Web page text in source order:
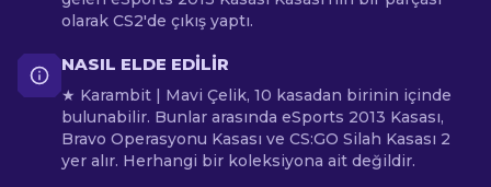
olarak CS2'de çıkış yaptı.
NASIL ELDE EDILIR
★ Karambit | Mavi Çelik, 10 kasadan birinin içinde
bulunabilir. Bunlar arasında eSports 2013 Kasası,
Bravo Operasyonu Kasası ve CS:GO Silah Kasası 2
yer alır. Herhangi bir koleksiyona ait değildir.